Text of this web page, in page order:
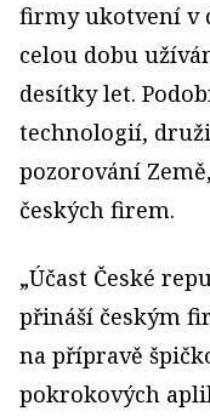
firmy ukotvení v
celou dobu
desítky let.
technologií,
pozorování
českých firem.
„Účast České
přináší českým
na přípravě
pokrokových